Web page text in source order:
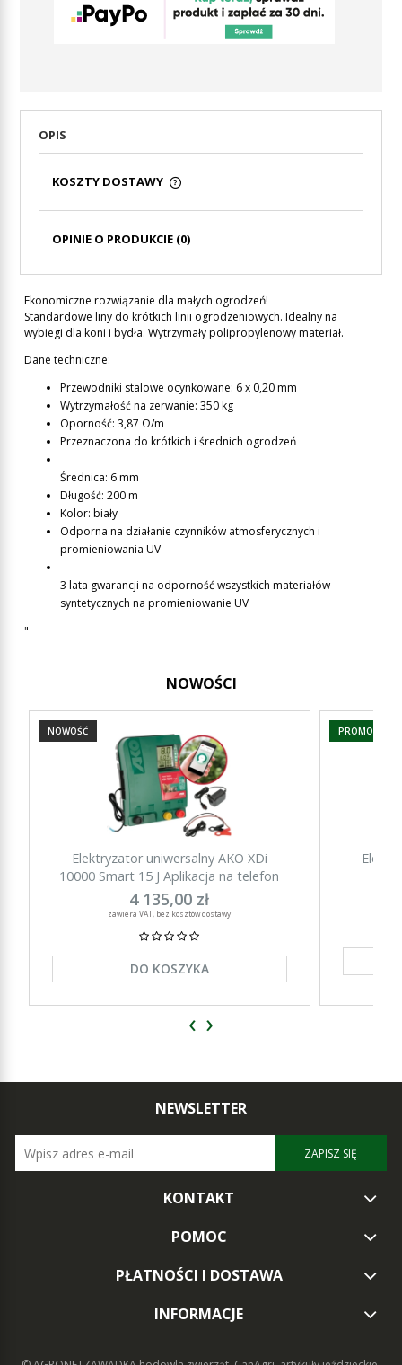
OPIS
KOSZTY DOSTAWY
PŁATNOŚCI
OPINIE O PRODUKCIE (0)
Ekonomiczne rozwiązanie dla małych ogrodzeń!
Standardowe liny do krótkich linii ogrodzeniowych. Idealny na
wybiegi dla koni i bydła. Wytrzymały polipropylenowy materiał.
Dane techniczne:
Przewodniki stalowe ocynkowane: 6 x 0,20 mm
Wytrzymałość na zerwanie: 350 kg
Oporność: 3,87 Ω/m
Przeznaczona do krótkich i średnich ogrodzeń
Średnica: 6 mm
Długość: 200 m
Kolor: biały
Odporna na działanie czynników atmosferycznych i
promieniowania UV
3 lata gwarancji na odporność wszystkich materiałów
syntetycznych na promieniowanie UV
"
NOWOŚCI
Elektryzator uniwersalny AKO XDi
10000 Smart 15 J Aplikacja na telefon
4 135,00 zł
zawiera VAT, bez kosztów dostawy
DO KOSZYKA
NOWOŚĆ PROMOCJA
‹ ›
NEWSLETTER
ZAPISZ SIĘ
KONTAKT
POMOC
PŁATNOŚCI I DOSTAWA
INFORMACJE